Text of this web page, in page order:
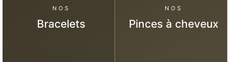
NOS
Bracelets
NOS
Pinces à cheveux